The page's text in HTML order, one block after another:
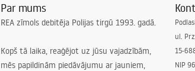
Par mums
REA zīmols debitēja Polijas tirgū 1993. gadā.
Kopš tā laika, reaģējot uz jūsu vajadzībām,
mēs papildinām piedāvājumu ar jauniem,
ul.
15-
NIP